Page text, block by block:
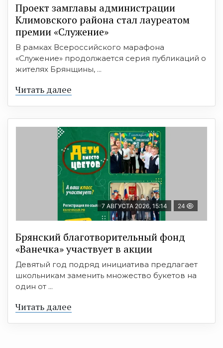
Проект замглавы администрации
Климовского района стал лауреатом
премии «Служение»
В рамках Всероссийского марафона
«Служение» продолжается серия публикаций о
жителях Брянщины, ...
Читать далее
7 АВГУСТА 2026, 15:14 24
Брянский благотворительный фонд
«Ванечка» участвует в акции
Девятый год подряд инициатива предлагает
школьникам заменить множество букетов на
один от ...
Читать далее